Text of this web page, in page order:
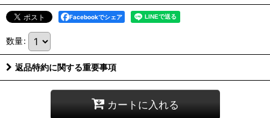
Facebookでシェア
数量:
返品特約に関する重要事項
カートに入れる